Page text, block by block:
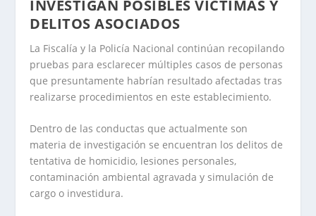
INVESTIGAN POSIBLES VÍCTIMAS Y
DELITOS ASOCIADOS
La Fiscalía y la Policía Nacional continúan recopilando
pruebas para esclarecer múltiples casos de personas
que presuntamente habrían resultado afectadas tras
realizarse procedimientos en este establecimiento.
Dentro de las conductas que actualmente son
materia de investigación se encuentran los delitos de
tentativa de homicidio, lesiones personales,
contaminación ambiental agravada y simulación de
cargo o investidura.